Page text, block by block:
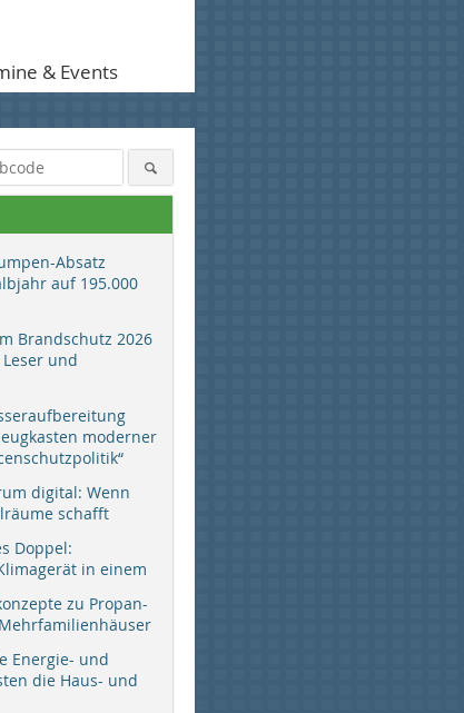
& Events
Absatz
auf 195.000
Brandschutz 2026
und
moderner
digital: Wenn
schafft
Doppel:
in einem
zu Propan-
Energie- und
die Haus- und